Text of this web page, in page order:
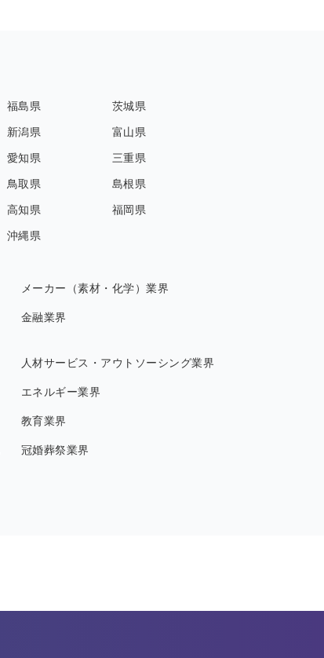
福島県 茨城県
新潟県 富山県
愛知県 三重県
鳥取県 島根県
高知県 福岡県
沖縄県
メーカー（素材・化学）業界
金融業界
人材サービス・アウトソーシング業界
エネルギー業界
教育業界
冠婚葬祭業界